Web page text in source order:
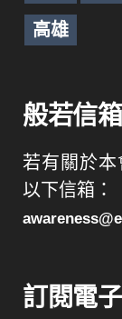
高雄
般若信箱
若有關於本
以下信箱：
訂閱電